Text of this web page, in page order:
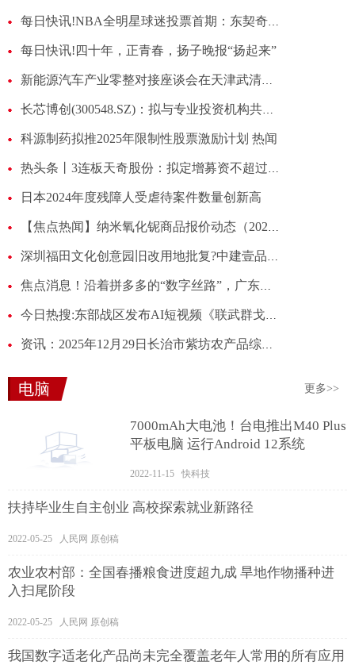
每日快讯!NBA全明星球迷投票首期：东契奇票王，字母东部票王，詹姆斯西部第9
每日快讯!四十年，正青春，扬子晚报“扬起来”
新能源汽车产业零整对接座谈会在天津武清举行_速递
长芯博创(300548.SZ)：拟与专业投资机构共同投资合伙企业
科源制药拟推2025年限制性股票激励计划 热闻
热头条丨3连板天奇股份：拟定增募资不超过9.77亿元 用于面向汽车行业应用的机器人具身智能系统研发中心建设项目等
日本2024年度残障人受虐待案件数量创新高
【焦点热闻】纳米氧化铌商品报价动态（2025-12-29）
深圳福田文化创意园旧改用地批复?中建壹品已竞得该项目开发权
焦点消息！沿着拼多多的“数字丝路”，广东小家电走上西部餐桌
今日热搜:东部战区发布AI短视频《联武群戈斩“独”道》
资讯：2025年12月29日长治市紫坊农产品综合交易市场有限公司价格行情
电脑 更多>>
7000mAh大电池！台电推出M40 Plus
平板电脑 运行Android 12系统
2022-11-15 快科技
扶持毕业生自主创业 高校探索就业新路径
2022-05-25 人民网 原创稿
农业农村部：全国春播粮食进度超九成 旱地作物播种进
入扫尾阶段
2022-05-25 人民网 原创稿
我国数字适老化产品尚未完全覆盖老年人常用的所有应用